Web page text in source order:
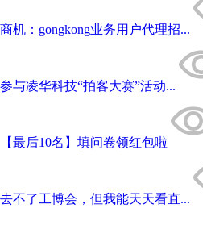
商机：gongkong业务用户代理招...
参与凌华科技“拍客大赛”活动...
【最后10名】填问卷领红包啦
去不了工博会，但我能天天看直...